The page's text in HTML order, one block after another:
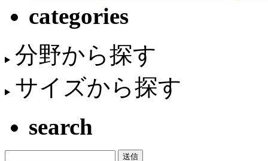
categories
分野から探す
サイズから探す
search